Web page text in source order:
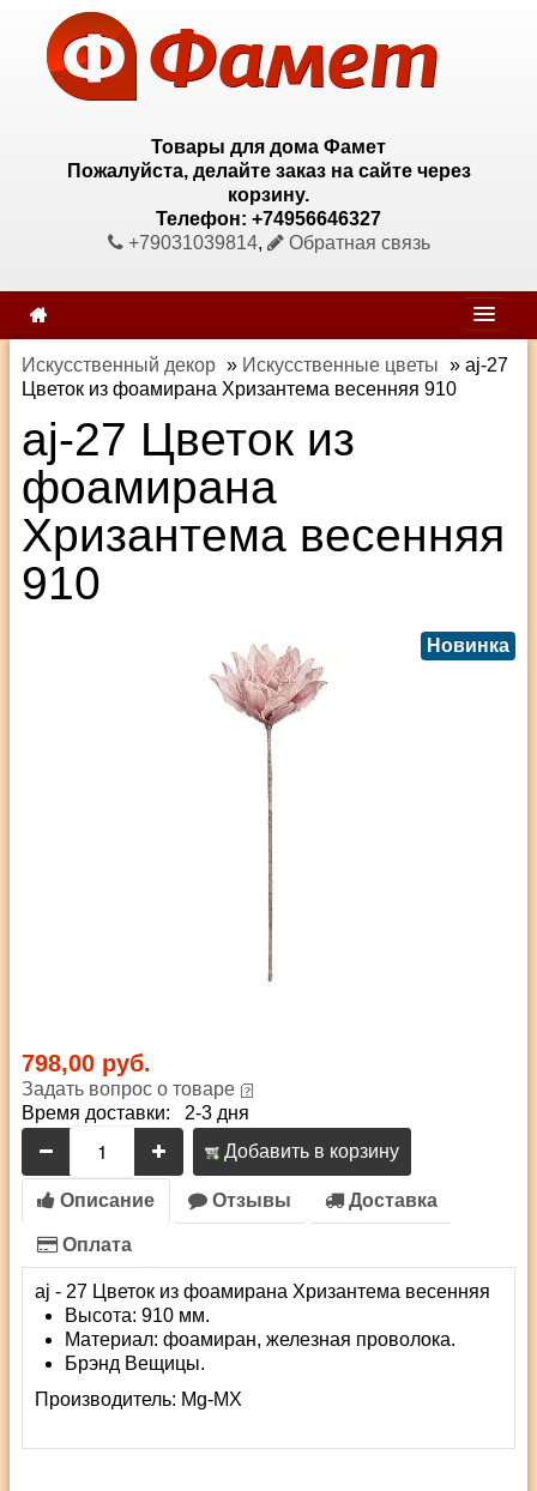
Товары для дома Фамет
Пожалуйста, делайте заказ на сайте через
корзину.
Телефон: +74956646327
+79031039814, Обратная связь
Искусственный декор » Искусственные цветы » aj-27
Цветок из фоамирана Хризантема весенняя 910
aj-27 Цветок из
фоамирана
Хризантема весенняя
910
Новинка
798,00 руб.
Задать вопрос о товаре
Время доставки: 2-3 дня
Добавить в корзину
Описание Отзывы Доставка
Оплата
aj - 27 Цветок из фоамирана Хризантема весенняя
Высота: 910 мм.
Материал: фоамиран, железная проволока.
Брэнд Вещицы.
Производитель: Mg-MX